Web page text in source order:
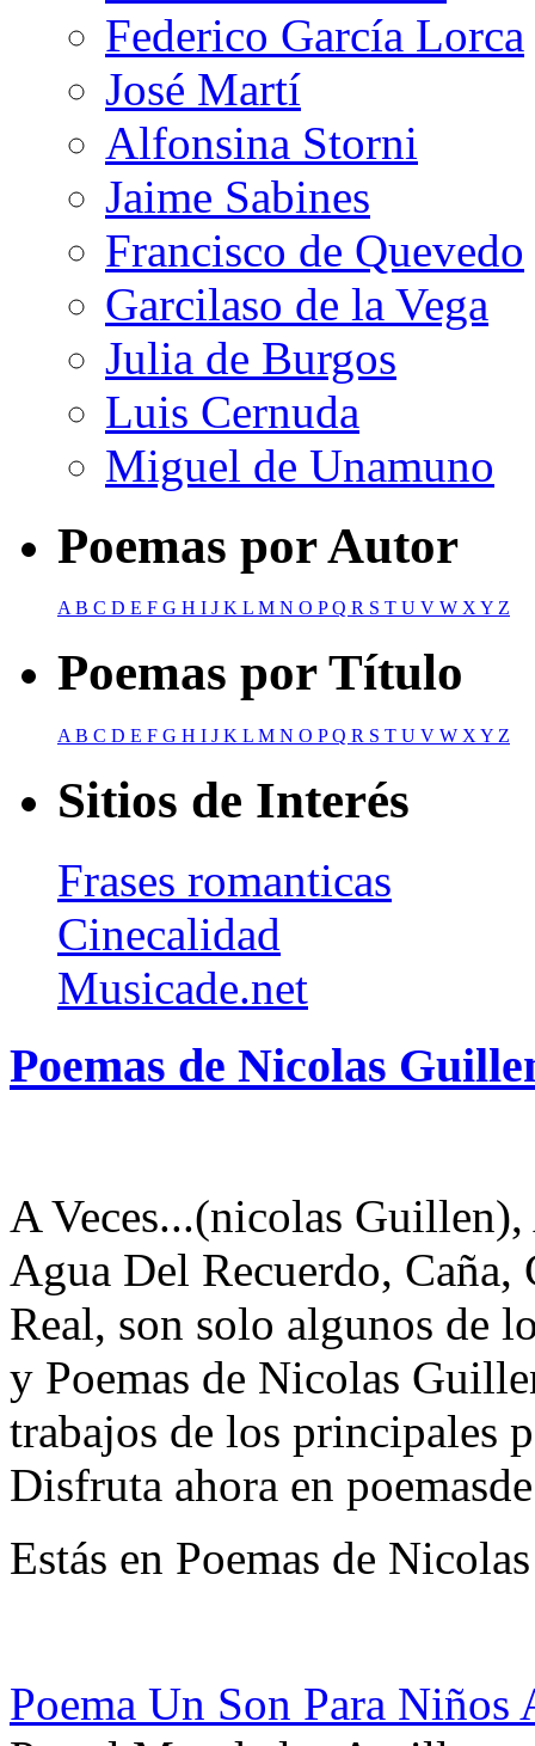
Federico García Lorca
José Martí
Alfonsina Storni
Jaime Sabines
Francisco de Quevedo
Garcilaso de la Vega
Julia de Burgos
Luis Cernuda
Miguel de Unamuno
Poemas por Autor
AB C D E F G H I J K L M N O PQ R S T U V W XY Z
Poemas por Título
A B C D E F G H I J K L M N O PQ R S T U V W X Y Z
Sitios de Interés
Frases romanticas
Cinecalidad
Musicade.net
Poemas de Nicolas
A Veces...(nicolas
Agua Del Recuerdo,
Real, son solo algunos de
y Poemas de Nicolas
trabajos de los principales
Disfruta ahora en
Estás en Poemas de
Poema Un Son Para